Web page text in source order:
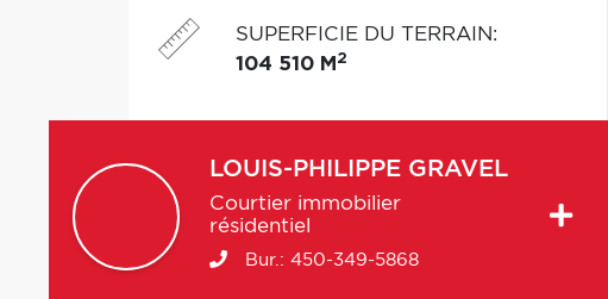
SUPERFICIE DU TERRAIN:
104 510 M 2
LOUIS-PHILIPPE GRAVEL
Courtier immobilier
résidentiel
Bur.: 450-349-5868